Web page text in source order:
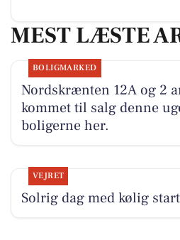
MEST LÆSTE
BOLIGMARKED
Nordskrænten 12A og 2
kommet til salg denne
boligerne her.
VEJRET
Solrig dag med kølig start